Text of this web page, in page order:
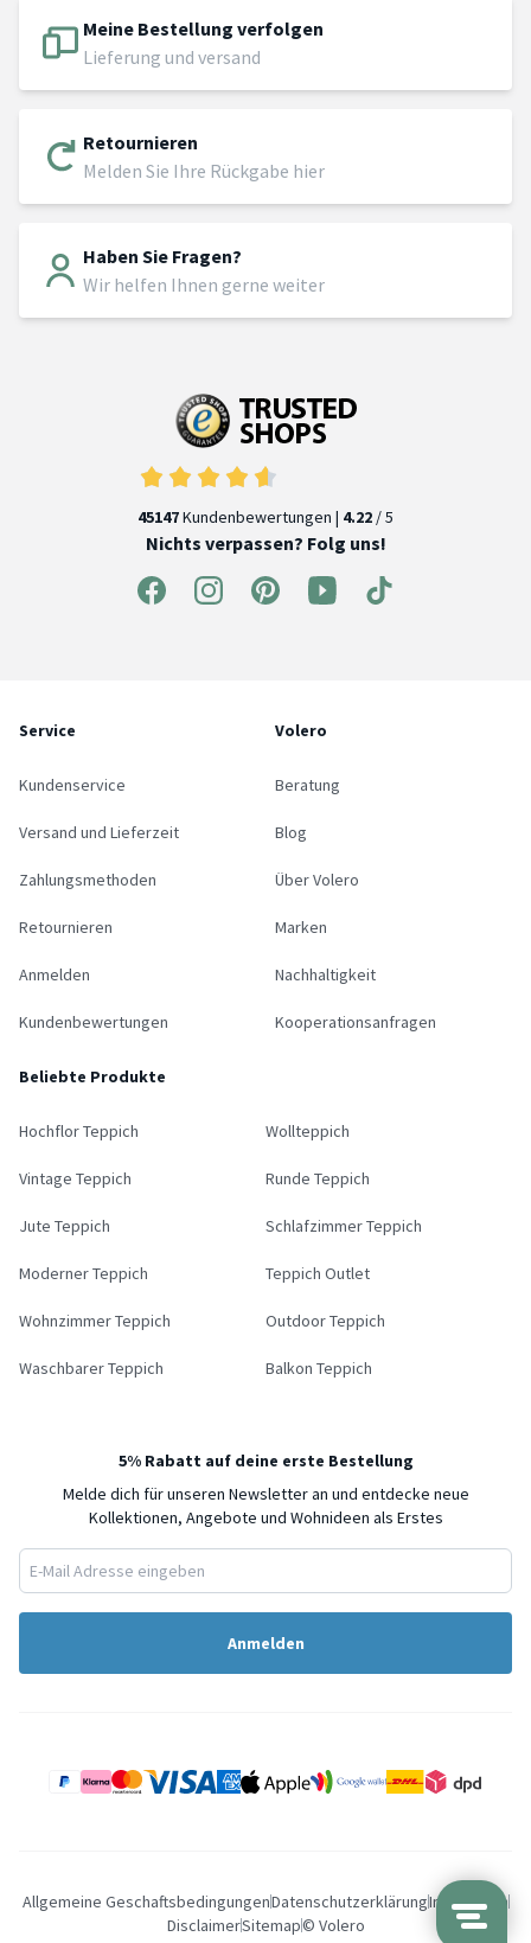
Meine Bestellung verfolgen
Lieferung und versand
Retournieren
Melden Sie Ihre Rückgabe hier
Haben Sie Fragen?
Wir helfen Ihnen gerne weiter
45147Kundenbewertungen | 4.22 / 5
Nichts verpassen? Folg uns!
Service
Kundenservice
Versand und Lieferzeit
Zahlungsmethoden
Retournieren
Anmelden
Kundenbewertungen
Volero
Beratung
Blog
Über Volero
Marken
Nachhaltigkeit
Kooperationsanfragen
Beliebte Produkte
Hochflor Teppich Wollteppich
Vintage Teppich Runde Teppich
Jute Teppich Schlafzimmer Teppich
Moderner Teppich Teppich Outlet
Wohnzimmer Teppich Outdoor Teppich
Waschbarer Teppich Balkon Teppich
5% Rabatt auf deine erste Bestellung
Melde dich für unseren Newsletter an und entdecke neue
Kollektionen, Angebote und Wohnideen als Erstes
Anmelden
Allgemeine GeschaftsbedingungenDatenschutzerklärungImpressum
DisclaimerSitemap© Volero